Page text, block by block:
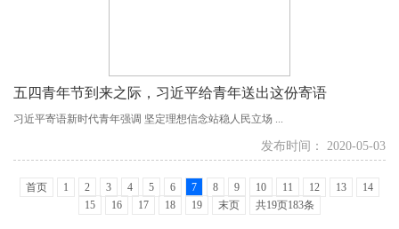
五四青年节到来之际，习近平给青年送出这份寄语
习近平寄语新时代青年强调 坚定理想信念站稳人民立场 ...
发布时间： 2020-05-03
首页 1 2 3 4 5 6 7 8 9 10 11 12 13
14
15
16 17 18 19 末页 共19页183条